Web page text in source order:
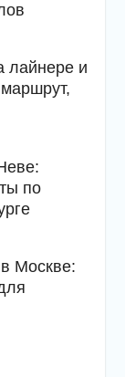
лайнере и
по
Москве: